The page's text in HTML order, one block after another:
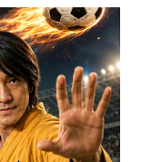
tindakan
ini, suspek
siasatan. Namun
rasmi masih
lengkap
ini. Orang